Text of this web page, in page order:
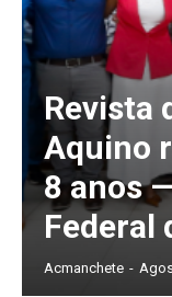
Revista
Aquino
8 anos
Federal
Acmanchete -